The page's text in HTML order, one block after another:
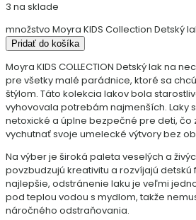
3 na sklade
množstvo Moyra KIDS Collection Detský
Pridať do košíka
Moyra KIDS COLLECTION Detský lak na
pre všetky malé parádnice, ktoré sa
štýlom. Táto kolekcia lakov bola
vyhovovala potrebám najmenších. Laky
netoxické a úplne bezpečné pre deti, čo
vychutnať svoje umelecké výtvory bez
Na výber je široká paleta veselých a
povzbudzujú kreativitu a rozvíjajú detskú
najlepšie, odstránenie laku je veľmi
pod teplou vodou s mydlom, takže
náročného odstraňovania.